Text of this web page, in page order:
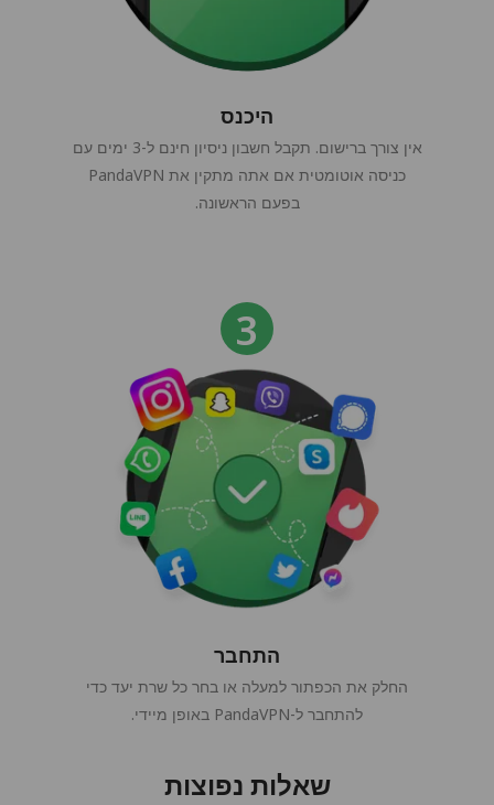
היכנס
אין צורך ברישום. תקבל חשבון ניסיון חינם ל-3 ימים עם
כניסה אוטומטית אם אתה מתקין את PandaVPN
בפעם הראשונה.
התחבר
החלק את הכפתור למעלה או בחר כל שרת יעד כדי
להתחבר ל-PandaVPN באופן מיידי.
שאלות נפוצות